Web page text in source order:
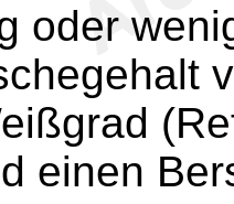
oder
einen